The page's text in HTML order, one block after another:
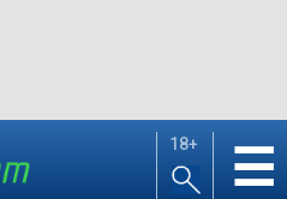
18+ ☰